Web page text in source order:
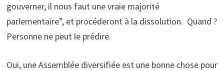
gouverner, il nous faut une vraie majorité
parlementaire”, et procéderont à la dissolution. Quand ?
Personne ne peut le prédire.
Oui, une Assemblée diversifiée est une bonne chose pour